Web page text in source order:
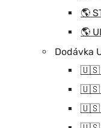
🌎
🌎
Dodávka
🇺🇸
🇺🇸
🇺🇸